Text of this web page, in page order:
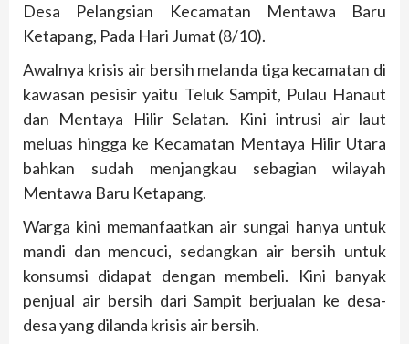
Desa Pelangsian Kecamatan Mentawa Baru
Ketapang, Pada Hari Jumat (8/10).
Awalnya krisis air bersih melanda tiga kecamatan di
kawasan pesisir yaitu Teluk Sampit, Pulau Hanaut
dan Mentaya Hilir Selatan. Kini intrusi air laut
meluas hingga ke Kecamatan Mentaya Hilir Utara
bahkan sudah menjangkau sebagian wilayah
Mentawa Baru Ketapang.
Warga kini memanfaatkan air sungai hanya untuk
mandi dan mencuci, sedangkan air bersih untuk
konsumsi didapat dengan membeli. Kini banyak
penjual air bersih dari Sampit berjualan ke desa-
desa yang dilanda krisis air bersih.